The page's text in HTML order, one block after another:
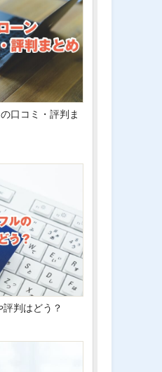
口コミ・評判ま
判はどう？